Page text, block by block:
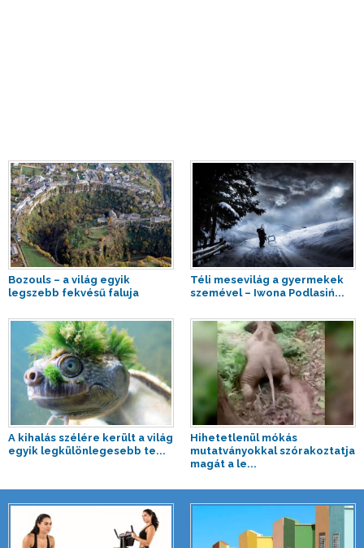
Bozouls – a világ egyik
legszebb fekvésű faluja
Téli mesevilág a gyermekek
szemével – Iwona Podlasiń...
A kihalás szélére került a világ
egyik legkülönlegesebb te...
Hihetetlenül mókás
mutatványokkal szórakoztatja
magát a le...